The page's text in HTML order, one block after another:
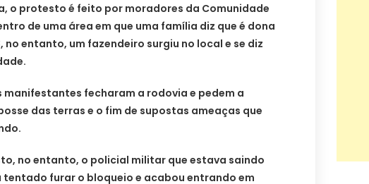
o protesto é feito por moradores da Comunidade
de uma área em que uma família diz que é dona
no entanto, um fazendeiro surgiu no local e se diz
manifestantes fecharam a rodovia e pedem a
das terras e o fim de supostas ameaças que
no entanto, o policial militar que estava saindo
furar o bloqueio e acabou entrando em